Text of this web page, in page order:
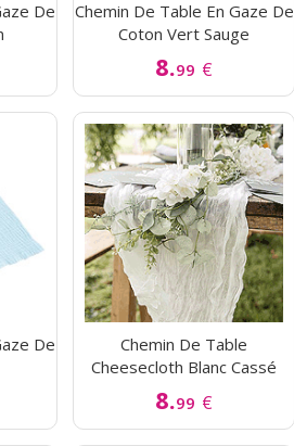
De
Chemin De Table En Gaze De
Coton Vert Sauge
8.99 €
De
Chemin De Table
Cheesecloth Blanc Cassé
8.99 €